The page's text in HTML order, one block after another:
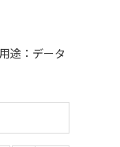
途：データ